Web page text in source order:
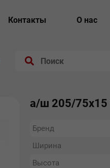
Контакты О нас
а/ш 205/75х15
Бренд
Ширина
Высота